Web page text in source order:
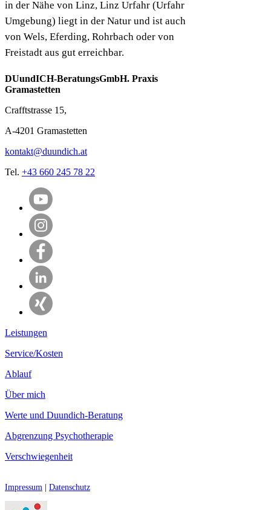
in der Nähe von Linz, Linz Urfahr (Urfahr
Umgebung) liegt in der Natur und ist auch
von Wels, Eferding, Rohrbach oder von
Freistadt aus gut erreichbar.
DUundICH-BeratungsGmbH. Praxis
Gramastetten
Crafftstrasse 15,
A-4201 Gramastetten
kontakt@duundich.at
Tel. +43 660 245 78 22
Leistungen
Service/Kosten
Ablauf
Über mich
Werte und Duundich-Beratung
Abgrenzung Psychotherapie
Verschwiegenheit
Impressum | Datenschutz